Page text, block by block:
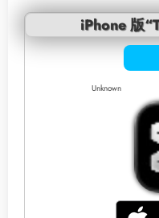
iPhone 版
Unknown